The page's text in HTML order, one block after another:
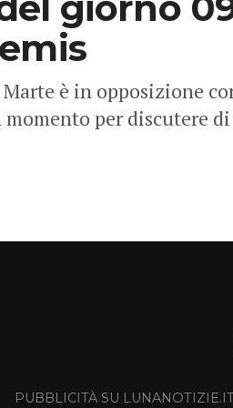
è in opposizione
per discutere
PUBBLICITÀ SU